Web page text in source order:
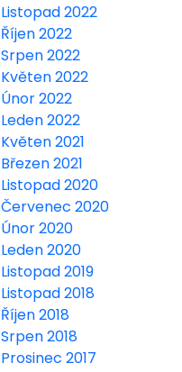
Listopad 2022
Říjen 2022
Srpen 2022
Květen 2022
Únor 2022
Leden 2022
Květen 2021
Březen 2021
Listopad 2020
Červenec 2020
Únor 2020
Leden 2020
Listopad 2019
Listopad 2018
Říjen 2018
Srpen 2018
Prosinec 2017